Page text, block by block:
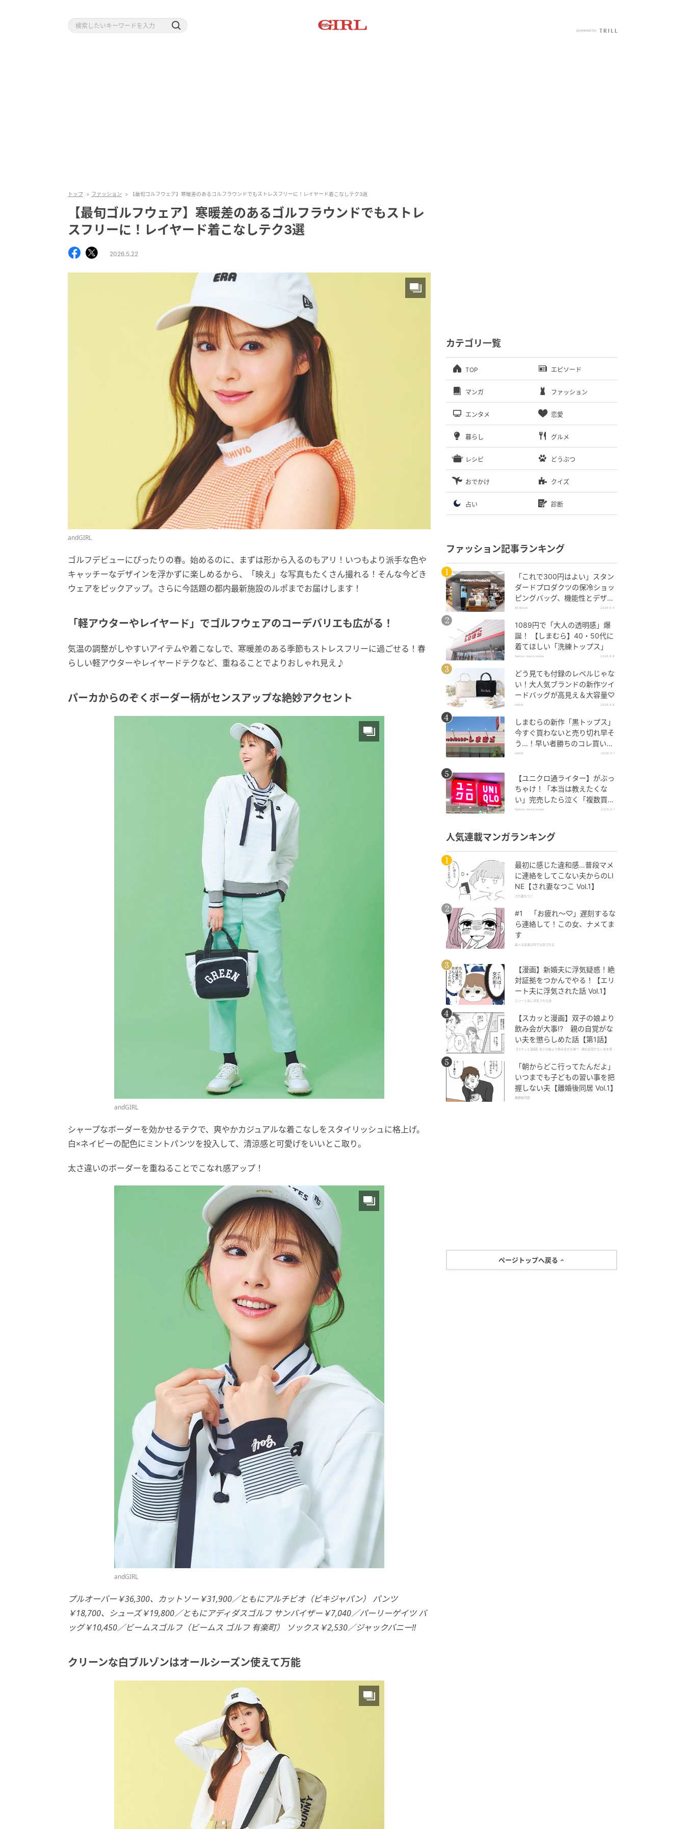
トップ ファッション 【最旬ゴルフウェア】寒暖差のあるゴルフラウンドでもストレスフリーに！レイヤード着こなしテク3選
【最旬ゴルフウェア】寒暖差のあるゴルフラウンドでもストレ
スフリーに！レイヤード着こなしテク3選
2026.5.22
andGIRL
ゴルフデビューにぴったりの春。始めるのに、まずは形から入るのもアリ！いつもより派手な色や
キャッチーなデザインを浮かずに楽しめるから、「映え」な写真もたくさん撮れる！そんな今どき
ウェアをピックアップ。さらに今話題の都内最新施設のルポまでお届けします！
「軽アウターやレイヤード」でゴルフウェアのコーデバリエも広がる！
気温の調整がしやすいアイテムや着こなしで、寒暖差のある季節もストレスフリーに過ごせる！春
らしい軽アウターやレイヤードテクなど、重ねることでよりおしゃれ見え♪
パーカからのぞくボーダー柄がセンスアップな絶妙アクセント
andGIRL
シャープなボーダーを効かせるテクで、爽やかカジュアルな着こなしをスタイリッシュに格上げ。
白×ネイビーの配色にミントパンツを投入して、清涼感と可愛げをいいとこ取り。
太さ違いのボーダーを重ねることでこなれ感アップ！
andGIRL
プルオーバー￥36,300、カットソー￥31,900／ともにアルチビオ（ビキジャパン） パンツ
￥18,700、 シューズ￥19,800／ともにアディダスゴルフ サンバイザー￥7,040／パーリーゲイツ バ
ッグ￥10,450／ビームスゴルフ（ビームス ゴルフ 有楽町） ソックス￥2,530／ジャックバニー!!
クリーンな白ブルゾンはオールシーズン使えて万能
カテゴリ一覧
TOP エピソード
マンガ ファッション
エンタメ 恋愛
暮らし グルメ
レシピ どうぶつ
おでかけ クイズ
占い 診断
ファッション記事ランキング
「これで300円はよい」スタン
ダードプロダクツの保冷ショッ
ピングバッグ、機能性とデザイ
ンでネット大絶賛
All About 2026.8.8
1089円で「大人の透明感」爆
誕！ 【しまむら】40・50代に
着てほしい「洗練トップス」
fashion trend news 2026.8.8
どう見ても付録のレベルじゃな
い！大人気ブランドの新作ツイ
ードバッグが高見え＆大容量♡
michill 2026.8.8
しまむらの新作「黒トップス」
今すぐ買わないと売り切れ早そ
う…！早い者勝ちのコレ買いリ
スト
michill 2026.8.7
【ユニクロ通ライター】がぶっ
ちゃけ！「本当は教えたくな
い」完売したら泣く「複数買い
アイテム」
fashion trend news 2026.8.7
人気連載マンガランキング
最初に感じた違和感…普段マメ
に連絡をしてこない夫からのLI
NE【され妻なつこ Vol.1】
され妻なつこ
#1 「お疲れ〜♡」遅刻するな
ら連絡して！この女、ナメてま
す
美人な友達は何でも許される
【漫画】新婚夫に浮気疑惑！絶
対証拠をつかんでやる！【エリ
ート夫に浮気された話 Vol.1】
エリート夫に浮気された話
【スカッと漫画】双子の娘より
飲み会が大事!? 親の自覚がな
い夫を懲らしめた話【第1話】
【スカッと漫画】双子の娘より飲み会が大事!? 親の自覚がない夫を懲ら
「朝からどこ行ってたんだよ」
いつまでも子どもの習い事を把
握しない夫【離婚後同居 Vol.1】
離婚後同居
ページトップへ戻る